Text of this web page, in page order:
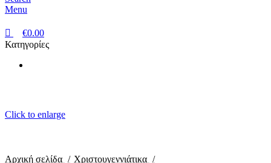
Menu
€0.00
Κατηγορίες
Click to enlarge
Αρχική σελίδα
Χριστουγεννιάτικα